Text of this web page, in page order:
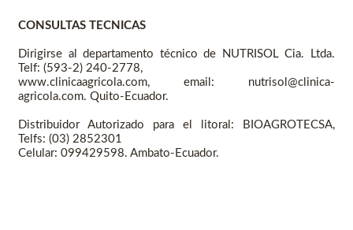
CONSULTAS TECNICAS
Dirigirse al departamento técnico de NUTRISOL Cia. Ltda.
Telf: (593‐2) 240‐2778,
www.clinicaagricola.com, email: nutrisol@clinica‐
agricola.com. Quito‐Ecuador.
Distribuidor Autorizado para el litoral: BIOAGROTECSA,
Telfs: (03) 2852301
Celular: 099429598. Ambato‐Ecuador.